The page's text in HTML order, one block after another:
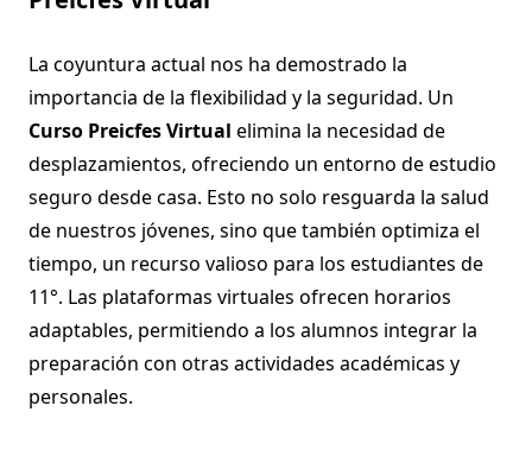
La coyuntura actual nos ha demostrado la
importancia de la flexibilidad y la seguridad. Un
Curso Preicfes Virtual elimina la necesidad de
desplazamientos, ofreciendo un entorno de estudio
seguro desde casa. Esto no solo resguarda la salud
de nuestros jóvenes, sino que también optimiza el
tiempo, un recurso valioso para los estudiantes de
11°. Las plataformas virtuales ofrecen horarios
adaptables, permitiendo a los alumnos integrar la
preparación con otras actividades académicas y
personales.